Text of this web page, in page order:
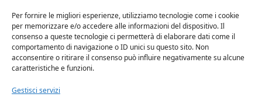
Per fornire le migliori esperienze, utilizziamo tecnologie come i cookie
per memorizzare e/o accedere alle informazioni del dispositivo. Il
consenso a queste tecnologie ci permetterà di elaborare dati come il
comportamento di navigazione o ID unici su questo sito. Non
acconsentire o ritirare il consenso può influire negativamente su alcune
caratteristiche e funzioni.
Gestisci servizi
AssociAzioni Connesse